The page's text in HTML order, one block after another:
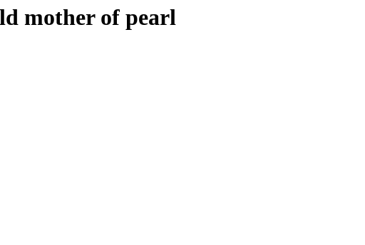
mother of pearl